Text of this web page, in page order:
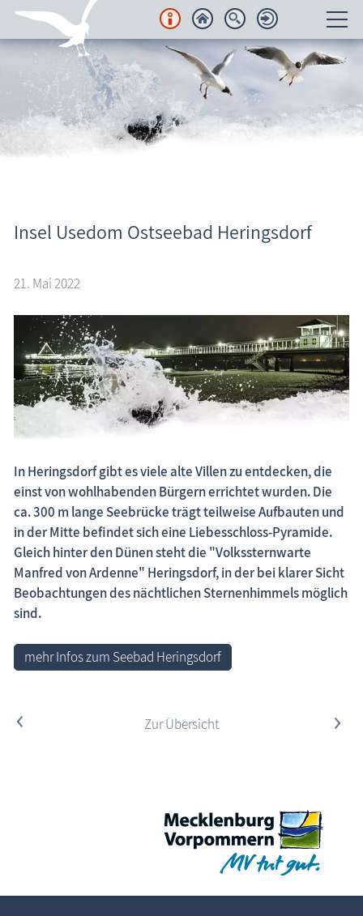
Unterkünfte
Regionales
Urlaubsorte
Freizeit
Blog
Aktuelles
Fischland-Darß-Zingst.net: neu eingestellte Unterkünfte, neue Beiträge,
neue Bilderserien von traditionellen Festen
Insel Usedom Ostseebad Heringsdorf
21. Mai 2022
In Heringsdorf gibt es viele alte Villen zu entdecken, die
einst von wohlhabenden Bürgern errichtet wurden. Die
ca. 300 m lange Seebrücke trägt teilweise Aufbauten und
in der Mitte befindet sich eine Liebesschloss-Pyramide.
Gleich hinter den Dünen steht die "Volkssternwarte
Manfred von Ardenne" Heringsdorf, in der bei klarer Sicht
Beobachtungen des nächtlichen Sternenhimmels möglich
sind.
mehr Infos zum Seebad Heringsdorf
< Zur Übersicht >